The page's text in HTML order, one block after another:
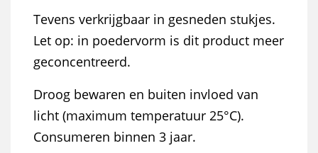
Tevens verkrijgbaar in gesneden stukjes.
Let op: in poedervorm is dit product meer
geconcentreerd.
Droog bewaren en buiten invloed van
licht (maximum temperatuur 25°C).
Consumeren binnen 3 jaar.